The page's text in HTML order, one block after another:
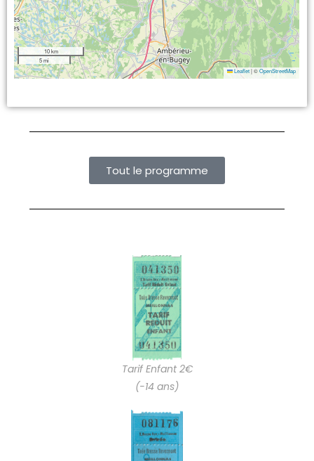
10 km
5 mi
Leaflet |©OpenStreetMap
Tout le programme
Tarif Enfant 2€
(-14 ans)